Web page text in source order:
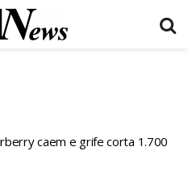
caem e grife corta 1.700